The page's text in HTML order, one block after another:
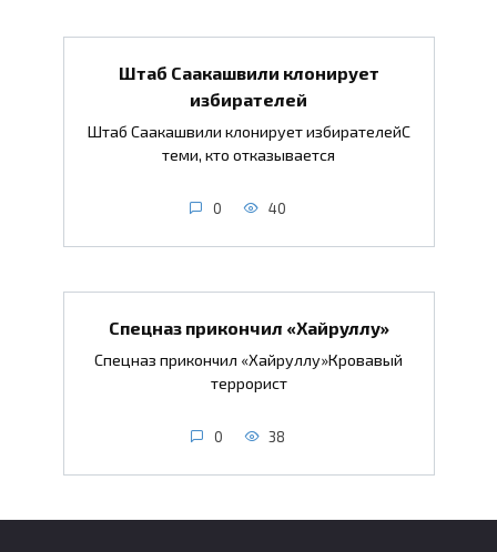
Штаб Саакашвили клонирует
избирателей
Штаб Саакашвили клонирует избирателейС
теми, кто отказывается
0 40
Спецназ прикончил «Хайруллу»
Спецназ прикончил «Хайруллу»Кровавый
террорист
0 38